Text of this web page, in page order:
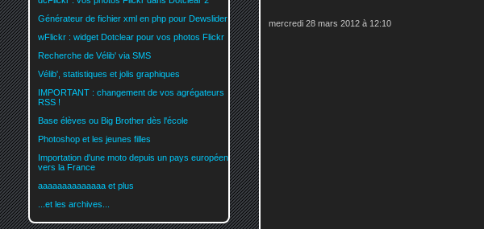
mercredi 28 mars 2012 à 12:10
Générateur de fichier xml en php pour Dewslider
wFlickr : widget Dotclear pour vos photos Flickr
Recherche de Vélib' via SMS
Vélib', statistiques et jolis graphiques
IMPORTANT : changement de vos agrégateurs
RSS !
Base élèves ou Big Brother dès l'école
Photoshop et les jeunes filles
Importation d'une moto depuis un pays européen
vers la France
aaaaaaaaaaaaaa et plus
...et les archives...